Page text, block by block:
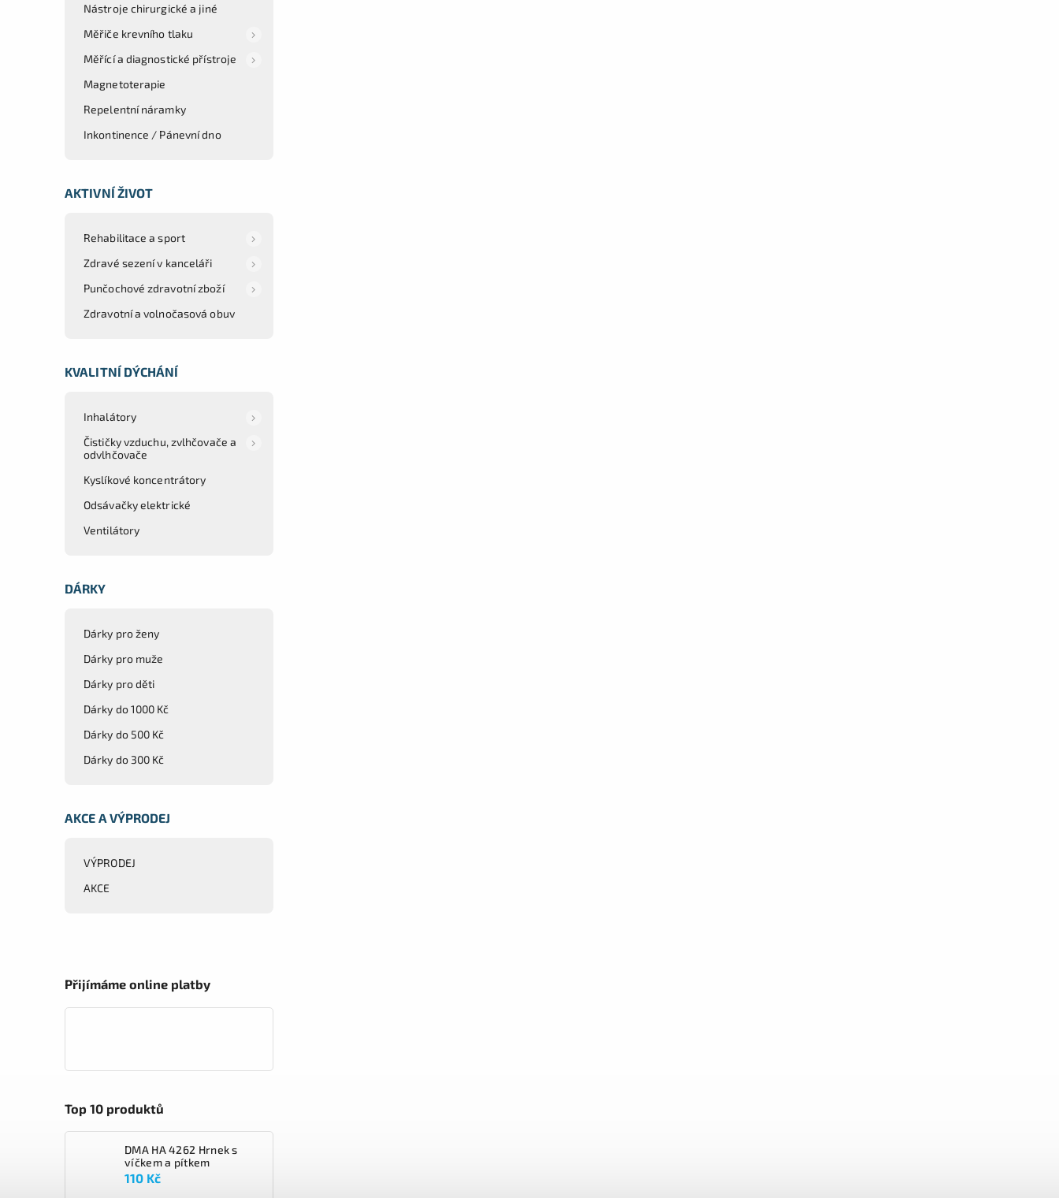
Nástroje chirurgické a jiné
Měřiče krevního tlaku
Měřící a diagnostické přístroje
Magnetoterapie
Repelentní náramky
Inkontinence / Pánevní dno
AKTIVNÍ ŽIVOT
Rehabilitace a sport
Zdravé sezení v kanceláři
Punčochové zdravotní zboží
Zdravotní a volnočasová obuv
KVALITNÍ DÝCHÁNÍ
Inhalátory
Čističky vzduchu, zvlhčovače a
odvlhčovače
Kyslíkové koncentrátory
Odsávačky elektrické
Ventilátory
DÁRKY
Dárky pro ženy
Dárky pro muže
Dárky pro děti
Dárky do 1000 Kč
Dárky do 500 Kč
Dárky do 300 Kč
AKCE A VÝPRODEJ
VÝPRODEJ
AKCE
Přijímáme online platby
Top 10 produktů
DMA HA 4262 Hrnek s
víčkem a pítkem
110 Kč